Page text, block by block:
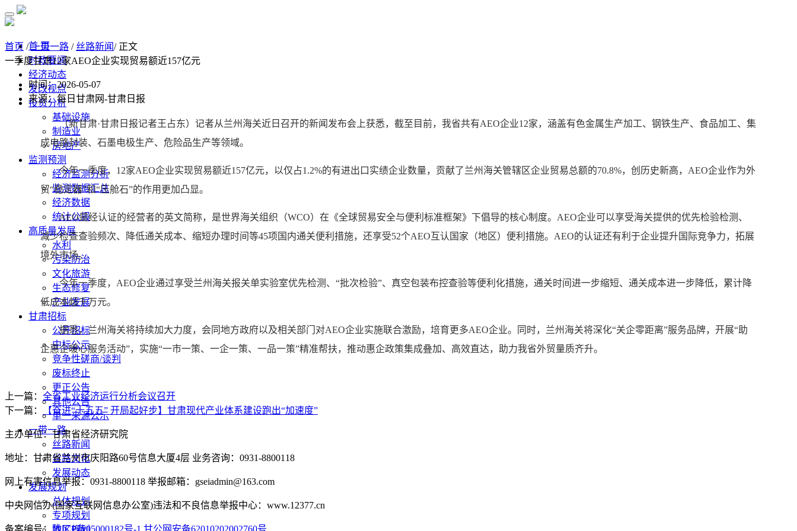
首 页
时政要闻
经济动态
发改视点
投资分析
基础设施
制造业
房地产
监测预测
经济监测分析
监测数据汇总
经济数据
统计公报
高质量发展
水利
污染防治
文化旅游
生态修复
产业发展
甘肃招标
公开招标
中标公示
竞争性磋商/谈判
废标终止
更正公告
其他公告
单一来源公示
一带一路
丝路新闻
丝路文化
发展动态
发展规划
总体规划
专项规划
首页 /一带一路 / 丝路新闻/ 正文
一季度甘肃12家AEO企业实现贸易额近157亿元
时间：2026-05-07
来源：每日甘肃网-甘肃日报
（新甘肃·甘肃日报记者王占东）记者从兰州海关近日召开的新闻发布会上获悉，截至目前，我省共有AEO企业12家，涵盖有色金属生产加工、钢铁生产、食品加工、集
成电路封装、石墨电极生产、危险品生产等领域。
今年一季度，12家AEO企业实现贸易额近157亿元，以仅占1.2%的有进出口实绩企业数量，贡献了兰州海关管辖区企业贸易总额的70.8%，创历史新高，AEO企业作为外
贸“稳定器”和“压舱石”的作用更加凸显。
AEO是经认证的经营者的英文简称，是世界海关组织（WCO）在《全球贸易安全与便利标准框架》下倡导的核心制度。AEO企业可以享受海关提供的优先检验检测、
减少检查查验频次、降低通关成本、缩短办理时间等45项国内通关便利措施，还享受52个AEO互认国家（地区）便利措施。AEO的认证还有利于企业提升国际竞争力，拓展
境外市场。
今年一季度，AEO企业通过享受兰州海关报关单实验室优先检测、“批次检验”、真空包装布控查验等便利化措施，通关时间进一步缩短、通关成本进一步降低，累计降
低成本超千万元。
据悉，兰州海关将持续加大力度，会同地方政府以及相关部门对AEO企业实施联合激励，培育更多AEO企业。同时，兰州海关将深化“关企零距离”服务品牌，开展“助
企惠企暖心服务活动”，实施“一市一策、一企一策、一品一策”精准帮扶，推动惠企政策集成叠加、高效直达，助力我省外贸量质齐升。
上一篇： 全省工业经济运行分析会议召开
下一篇：
【奋进“十五五” 开局起好步】甘肃现代产业体系建设跑出“加速度”
主办单位：甘肃省经济研究院
地址：甘肃省兰州市庆阳路60号信息大厦4层 业务咨询：0931-8800118
网上有害信息举报：0931-8800118 举报邮箱：gseiadmin@163.com
中央网信办(国家互联网信息办公室)违法和不良信息举报中心：www.12377.cn
备案编号： 陇ICP备05000182号-1 甘公网安备62010202002760号